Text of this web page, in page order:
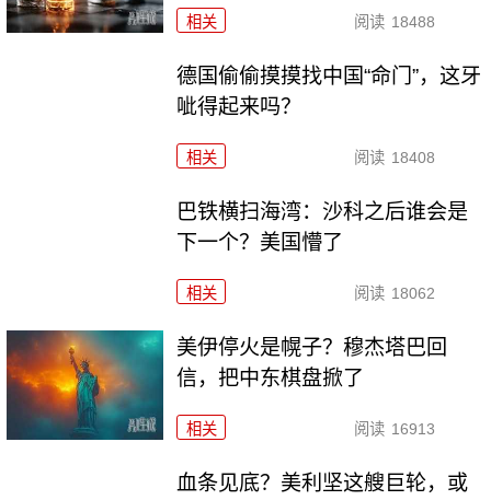
相关 阅读 18488
德国偷偷摸摸找中国“命门”，这牙
呲得起来吗？
相关 阅读 18408
巴铁横扫海湾：沙科之后谁会是
下一个？美国懵了
相关 阅读 18062
美伊停火是幌子？穆杰塔巴回
信，把中东棋盘掀了
相关 阅读 16913
血条见底？美利坚这艘巨轮，或